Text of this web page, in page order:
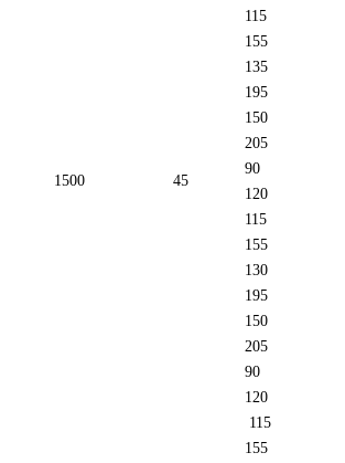
1500 45
115
155
135
195
150
205
90
120
115
155
130
195
150
205
90
120
115
155